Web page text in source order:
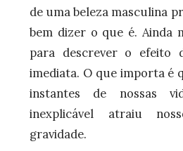
de uma beleza masculina
bem dizer o que é. Ainda
para descrever o efeito
imediata. O que importa é
instantes de nossas
inexplicável atraiu
gravidade.